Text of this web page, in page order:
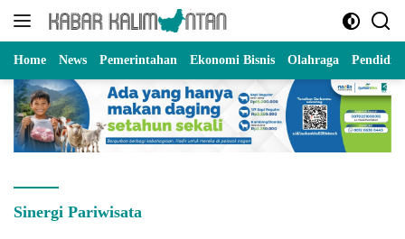
Langsung
Home News Pemerintahan Ekonomi Bisnis Olahraga
Sinergi Pariwisata